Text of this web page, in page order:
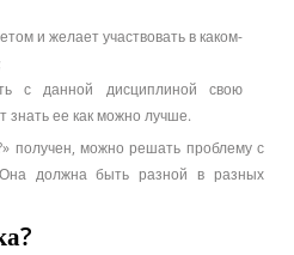
и желает участвовать в каком-
с данной дисциплиной свою
ее как можно лучше.
получен, можно решать проблему с
Она должна быть разной в разных